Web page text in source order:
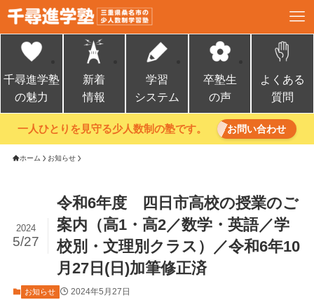
千尋進学塾
の魅力
新着
情報
学習
システム
卒塾生
の声
よくある
質問
一人ひとりを見守る少人数制の塾です。 お問い合わせ
ホーム お知らせ
令和6年度 四日市高校の授業のご
案内（高1・高2／数学・英語／学
校別・文理別クラス）／令和6年10
月27日(日)加筆修正済
2024
5/27
お知らせ 2024年5月27日